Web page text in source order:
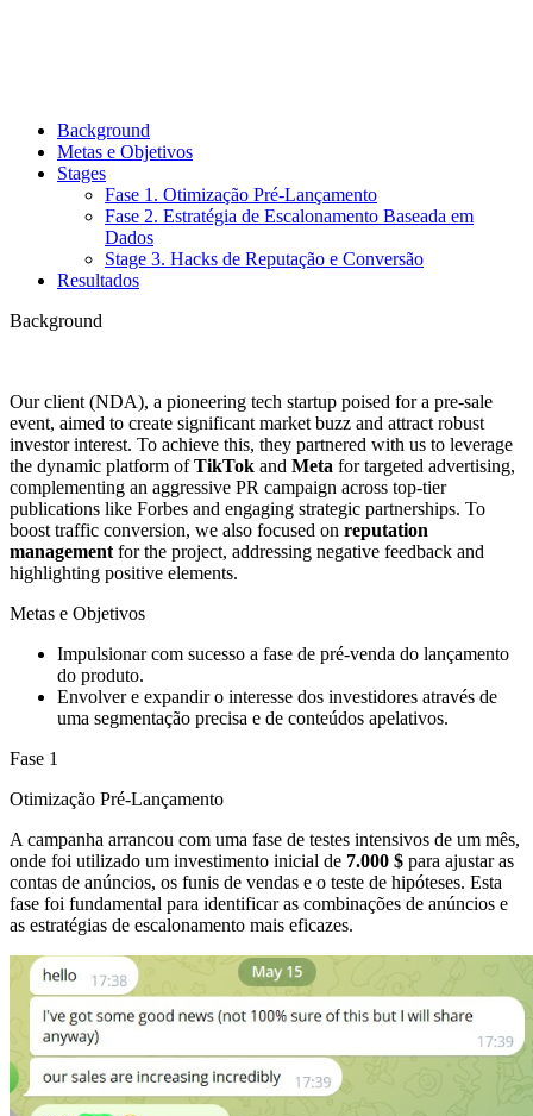
Background
Metas e Objetivos
Stages
Fase 1. Otimização Pré-Lançamento
Fase 2. Estratégia de Escalonamento Baseada em
Dados
Stage 3. Hacks de Reputação e Conversão
Resultados
Background
Our client (NDA), a pioneering tech startup poised for a pre-sale
event, aimed to create significant market buzz and attract robust
investor interest. To achieve this, they partnered with us to leverage
the dynamic platform ofTikTok and Meta for targeted advertising,
complementing an aggressive PR campaign across top-tier
publications like Forbes and engaging strategic partnerships. To
boost traffic conversion, we also focused on reputation
management for the project, addressing negative feedback and
highlighting positive elements.
Metas e Objetivos
Impulsionar com sucesso a fase de pré-venda do lançamento
do produto.
Envolver e expandir o interesse dos investidores através de
uma segmentação precisa e de conteúdos apelativos.
Fase 1
Otimização Pré-Lançamento
A campanha arrancou com uma fase de testes intensivos de um mês,
onde foi utilizado um investimento inicial de 7.000 $ para ajustar as
contas de anúncios, os funis de vendas e o teste de hipóteses. Esta
fase foi fundamental para identificar as combinações de anúncios e
as estratégias de escalonamento mais eficazes.